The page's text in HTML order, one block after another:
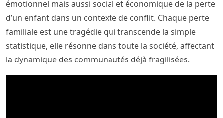
émotionnel mais aussi social et économique de la perte
d’un enfant dans un contexte de conflit. Chaque perte
familiale est une tragédie qui transcende la simple
statistique, elle résonne dans toute la société, affectant
la dynamique des communautés déjà fragilisées.